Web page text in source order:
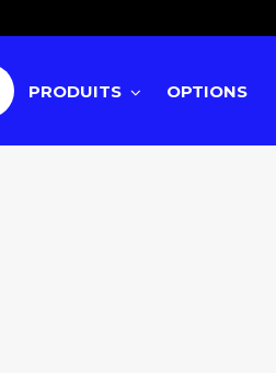
PRODUITS OPTIONS